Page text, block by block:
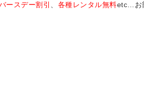
ースデー割引 各種レンタル無料etc…お